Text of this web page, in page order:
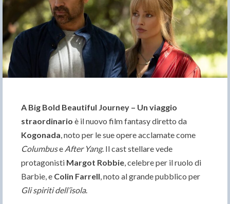
A Big Bold Beautiful Journey – Un viaggio
straordinario è il nuovo film fantasy diretto da
Kogonada, noto per le sue opere acclamate come
Columbuse After Yang. Il cast stellare vede
protagonisti Margot Robbie, celebre per il ruolo di
Barbie, e Colin Farrell, noto al grande pubblico per
Gli spiriti dell’isola.